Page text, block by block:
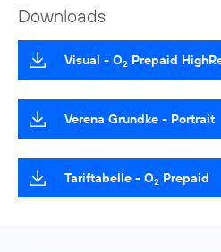
Downloads
Visual - O2 Prepaid
Verena Grundke - Portrait
Tariftabelle - O2 Prepaid